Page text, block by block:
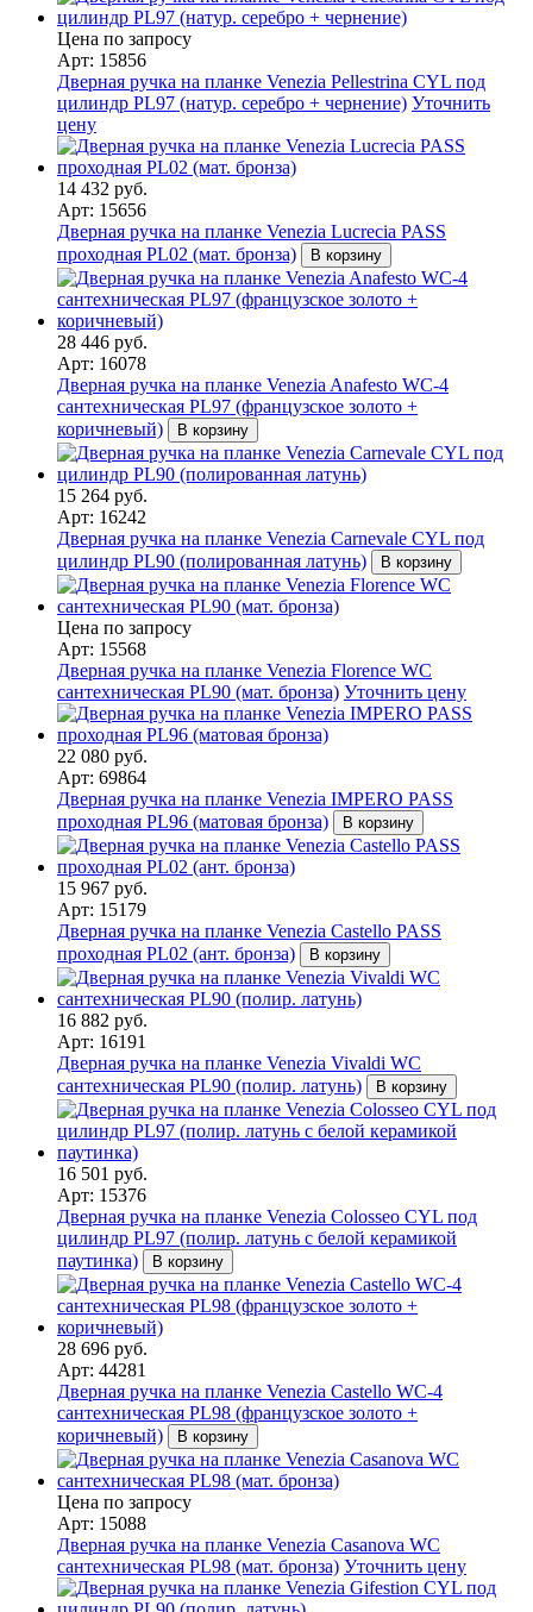
Цена по запросу
Арт: 15856
Дверная ручка на планке Venezia Pellestrina CYL под
цилиндр PL97 (натур. серебро + чернение) Уточнить
цену
14 432 руб.
Арт: 15656
Дверная ручка на планке Venezia Lucrecia PASS
проходная PL02 (мат. бронза)
В корзину
28 446 руб.
Арт: 16078
Дверная ручка на планке Venezia Anafesto WC-4
сантехническая PL97 (французское золото +
коричневый)
В корзину
15 264 руб.
Арт: 16242
Дверная ручка на планке Venezia Carnevale CYL под
цилиндр PL90 (полированная латунь)
В корзину
Цена по запросу
Арт: 15568
Дверная ручка на планке Venezia Florence WC
сантехническая PL90 (мат. бронза) Уточнить цену
22 080 руб.
Арт: 69864
Дверная ручка на планке Venezia IMPERO PASS
проходная PL96 (матовая бронза)
В корзину
15 967 руб.
Арт: 15179
Дверная ручка на планке Venezia Castello PASS
проходная PL02 (ант. бронза)
В корзину
16 882 руб.
Арт: 16191
Дверная ручка на планке Venezia Vivaldi WC
сантехническая PL90 (полир. латунь)
В корзину
16 501 руб.
Арт: 15376
Дверная ручка на планке Venezia Colosseo CYL под
цилиндр PL97 (полир. латунь с белой керамикой
паутинка)
В корзину
28 696 руб.
Арт: 44281
Дверная ручка на планке Venezia Castello WC-4
сантехническая PL98 (французское золото +
коричневый)
В корзину
Цена по запросу
Арт: 15088
Дверная ручка на планке Venezia Casanova WC
сантехническая PL98 (мат. бронза) Уточнить цену